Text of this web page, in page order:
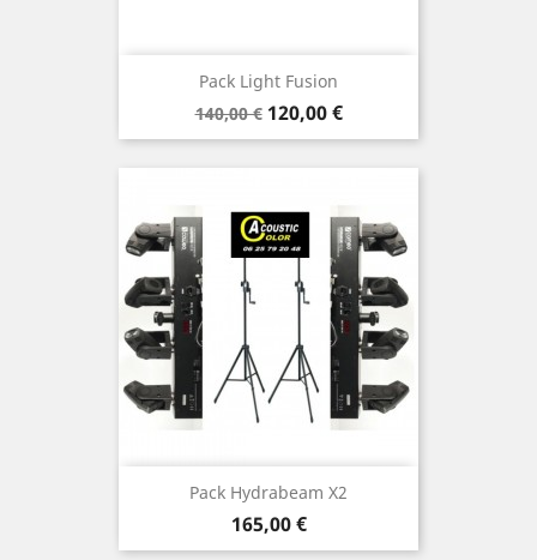
Pack Light Fusion
Prix
de
140,00 € Prix
120,00 €
Pack Hydrabeam X2
Prix
165,00 €